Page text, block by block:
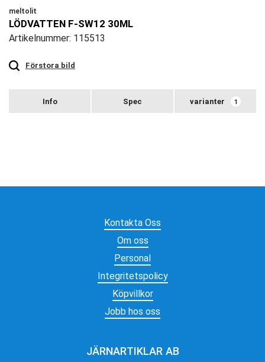
meltolit
LÖDVATTEN F-SW12 30ML
Artikelnummer: 115513
Förstora bild
zoom
varianter 1
Kontakta Oss
Om oss
Personal
Integritetspolicy
Köpvillkor
Jobb hos oss
JÄRNARTIKLAR AB